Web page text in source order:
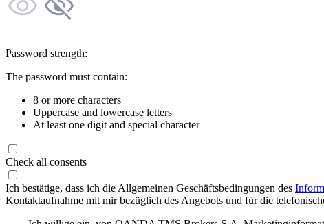
Password strength:
The password must contain:
8 or more characters
Uppercase and lowercase letters
At least one digit and special character
Check all consents
Ich bestätige, dass ich die Allgemeinen Geschäftsbedingungen des
Kontaktaufnahme mit mir bezüglich des Angebots und für die